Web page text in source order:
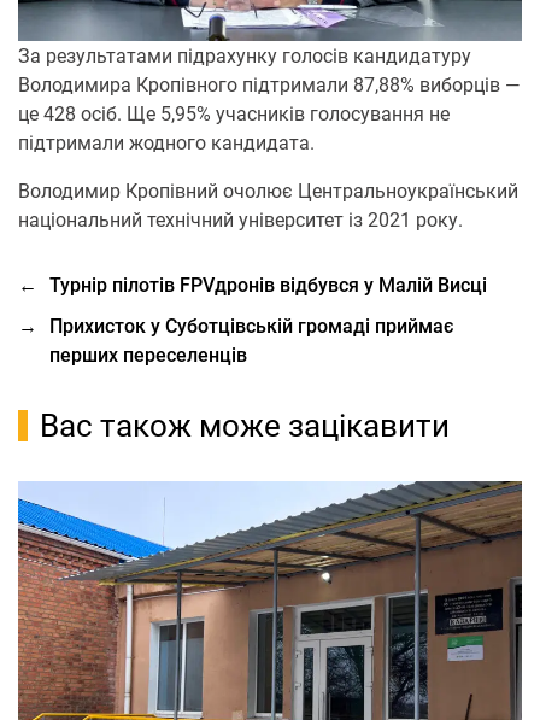
За результатами підрахунку голосів кандидатуру
Володимира Кропівного підтримали 87,88% виборців —
це 428 осіб. Ще 5,95% учасників голосування не
підтримали жодного кандидата.
Володимир Кропівний очолює Центральноукраїнський
національний технічний університет із 2021 року.
←
Турнір пілотів FPVдронів відбувся у Малій Висці
→
Прихисток у Суботцівській громаді приймає
перших переселенців
Вас також може зацікавити